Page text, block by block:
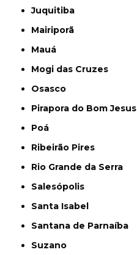
Juquitiba
Mairiporã
Mauá
Mogi das Cruzes
Osasco
Pirapora do Bom Jesus
Poá
Ribeirão Pires
Rio Grande da Serra
Salesópolis
Santa Isabel
Santana de Parnaíba
Suzano